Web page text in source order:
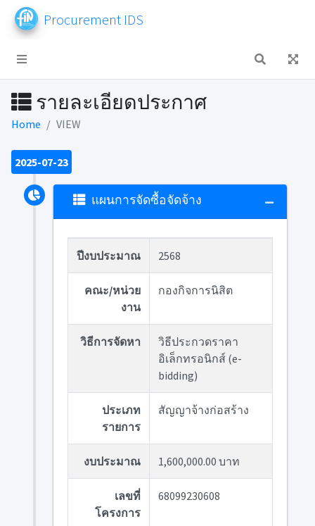
Procurement IDS
รายละเอียดประกาศ
Home VIEW
2025-07-23
แผนการจัดซื้อจัดจ้าง
ปีงบประมาณ 2568
คณะ/หน่วย
งาน
กองกิจการนิสิต
วิธีการจัดหา
วิธีประกวดราคา
อิเล็กทรอนิกส์ (e-
bidding)
ประเภท
รายการ
สัญญาจ้างก่อสร้าง
งบประมาณ 1,600,000.00 บาท
เลขที่
โครงการ
68099230608